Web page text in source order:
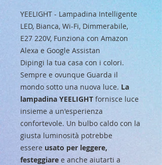
YEELIGHT - Lampadina Intelligente
LED, Bianca, Wi-Fi, Dimmerabile,
E27 220V, Funziona con Amazon
Alexa e Google Assistan
Dipingi la tua casa con i colori.
Sempre e ovunque Guarda il
mondo sotto una nuova luce. La
lampadina YEELIGHT fornisce luce
insieme a un'esperienza
confortevole. Un bulbo caldo con la
giusta luminosità potrebbe
essere usato per leggere,
festeggiare e anche aiutarti a